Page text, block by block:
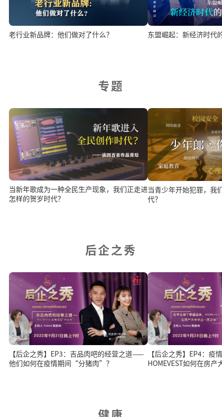
老行业新品牌：他们做对了什么？ 东盟崛起：新经济时代
专题
当新年歌成为一种全民生产现象，我们正走进
怎样的贺岁时代？
当青少年开始犯罪，我
代？
后企之秀
【后企之秀】EP3：吉品肉吧的经营之道——
他们如何在疫情期间“分猪肉”？
【后企之秀】EP4：疫
HOMEVEST如何在房